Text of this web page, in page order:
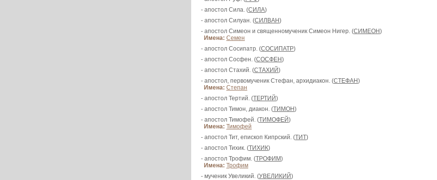
- апостол Сила. (СИЛА)
- апостол Силуан. (СИЛВАН)
- апостол Симеон и священномученик Симеон Нигер. (СИМЕОН)
Имена: Семен
- апостол Сосипатр. (СОСИПАТР)
- апостол Сосфен. (СОСФЕН)
- апостол Стахий. (СТАХИЙ)
- апостол, первомученик Стефан, архидиакон. (СТЕФАН)
Имена: Степан
- апостол Тертий. (ТЕРТИЙ)
- апостол Тимон, диакон. (ТИМОН)
- апостол Тимофей. (ТИМОФЕЙ)
Имена: Тимофей
- апостол Тит, епископ Кипрский. (ТИТ)
- апостол Тихик. (ТИХИК)
- апостол Трофим. (ТРОФИМ)
Имена: Трофим
- мученик Увеликий. (УВЕЛИКИЙ)